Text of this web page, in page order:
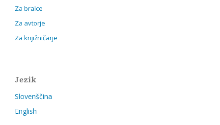
Za bralce
Za avtorje
Za knjižničarje
Jezik
Slovenščina
English